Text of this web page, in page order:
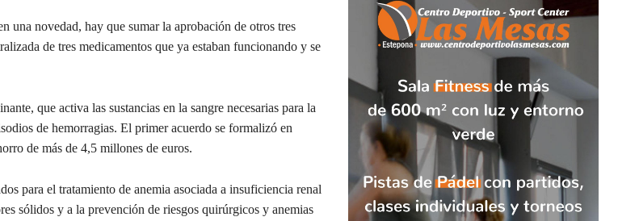
una novedad, hay que sumar la aprobación de otros tres
de tres medicamentos que ya estaban funcionando y se
que activa las sustancias en la sangre necesarias para la
de hemorragias. El primer acuerdo se formalizó en
de más de 4,5 millones de euros.
para el tratamiento de anemia asociada a insuficiencia renal
sólidos y a la prevención de riesgos quirúrgicos y anemias